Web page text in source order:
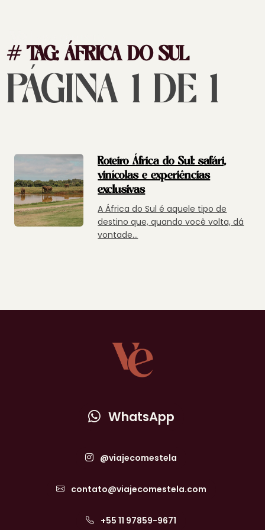
# TAG:ÁFRICA DO SUL
PÁGINA 1 DE 1
Roteiro África do Sul: safári,
vinícolas e experiências
exclusivas
A África do Sul é aquele tipo de
destino que, quando você volta, dá
vontade...
WhatsApp
@viajecomestela
contato@viajecomestela.com
+55 11 97859-9671